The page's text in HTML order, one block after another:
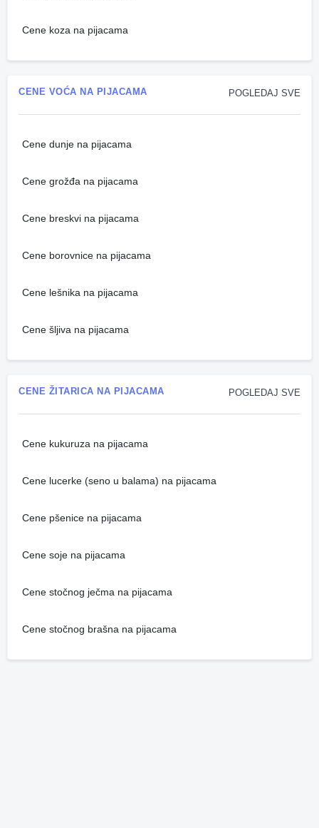
Cene koza na pijacama
POGLEDAJ SVE
CENE VOĆA NA PIJACAMA
Cene dunje na pijacama
Cene grožđa na pijacama
Cene breskvi na pijacama
Cene borovnice na pijacama
Cene lešnika na pijacama
Cene šljiva na pijacama
POGLEDAJ SVE
CENE ŽITARICA NA PIJACAMA
Cene kukuruza na pijacama
Cene lucerke (seno u balama) na pijacama
Cene pšenice na pijacama
Cene soje na pijacama
Cene stočnog ječma na pijacama
Cene stočnog brašna na pijacama